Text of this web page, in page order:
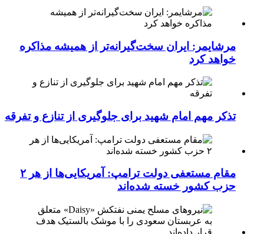
مرشایمر: ایران سخت‌گیرانه‌تر از همیشه مذاکره
خواهد کرد
تذکر مهم امام شهید برای جلوگیری از تنازع و تفرقه
مقام مستعفی دولت ترامپ: آمریکایی‌ها از هر ۲
حزب کشور خسته شده‌اند